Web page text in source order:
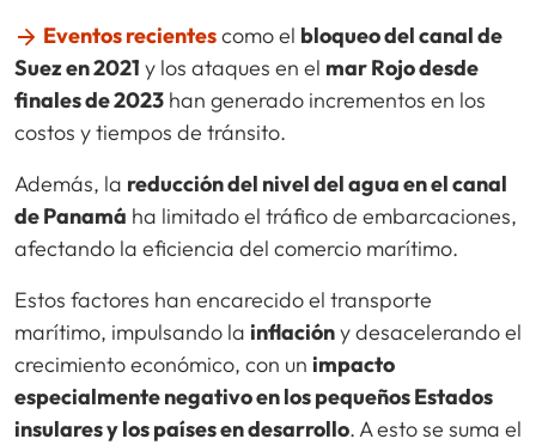
Eventos recientescomo el bloqueo del canal de
Suez en 2021 y los ataques en el mar Rojo desde
finales de 2023 han generado incrementos en los
costos y tiempos de tránsito.
Además, la reducción del nivel del agua en el canal
de Panamá ha limitado el tráfico de embarcaciones,
afectando la eficiencia del comercio marítimo.
Estos factores han encarecido el transporte
marítimo, impulsando la inflacióny desacelerando el
crecimiento económico, con un impacto
especialmente negativo en los pequeños Estados
insulares y los países en desarrollo. A esto se suma el